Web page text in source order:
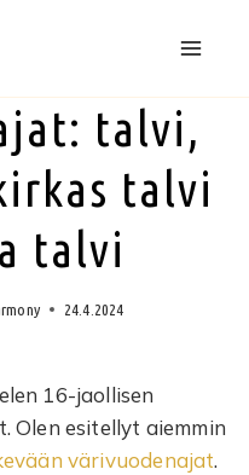
talvi,
talvi
talvi
24.4.2024
16-jaollisen
Olen esitellyt aiemmin
värivuodenajat.